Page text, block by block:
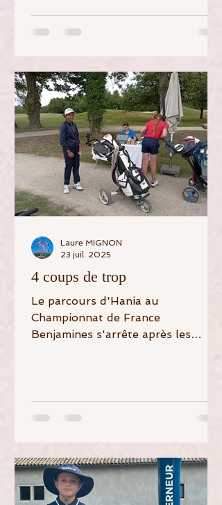
4 coups de trop
Le parcours d'Hania au
Championnat de France
Benjamines s'arrête après les
Laure MIGNON
23 juil. 2025